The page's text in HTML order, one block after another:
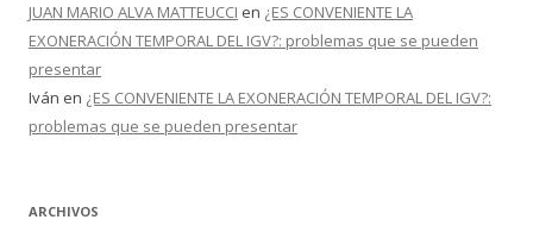
JUAN MARIO ALVA MATTEUCCI en ¿ES CONVENIENTE LA
EXONERACIÓN TEMPORAL DEL IGV?: problemas que se pueden
presentar
Iván en ¿ES CONVENIENTE LA EXONERACIÓN TEMPORAL DEL IGV?:
problemas que se pueden presentar
ARCHIVOS